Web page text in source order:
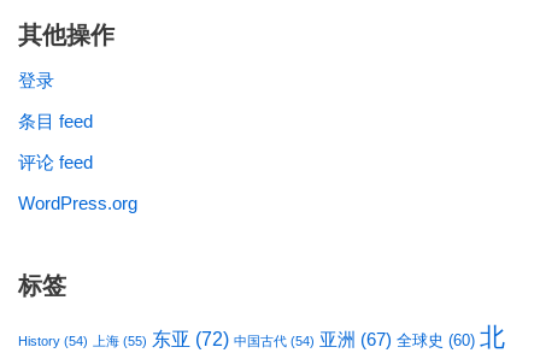
其他操作
登录
条目 feed
评论 feed
WordPress.org
标签
History (54) 上海 (55) 东亚 (72) 中国古代 (54) 亚洲 (67) 全球史 (60) 北